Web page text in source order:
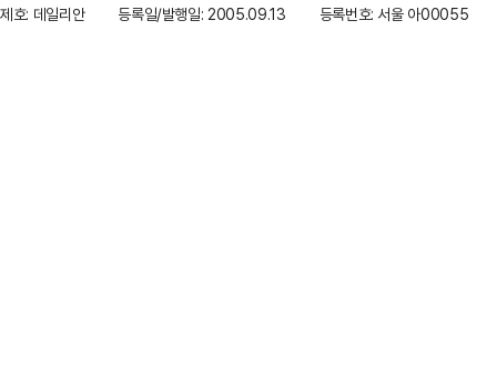
제호: 데일리안
등록일/발행일: 2005.09.13 등록번호: 서울 아00055